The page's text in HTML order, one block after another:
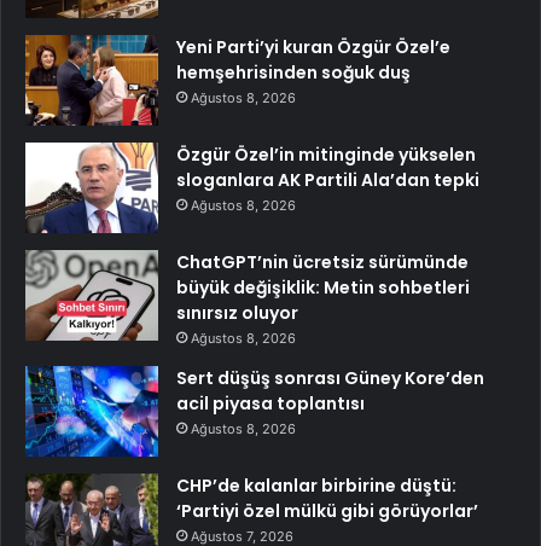
Yeni Parti’yi kuran Özgür Özel’e
hemşehrisinden soğuk duş
Ağustos 8, 2026
Özgür Özel’in mitinginde yükselen
sloganlara AK Partili Ala’dan tepki
Ağustos 8, 2026
ChatGPT’nin ücretsiz sürümünde
büyük değişiklik: Metin sohbetleri
sınırsız oluyor
Ağustos 8, 2026
Sert düşüş sonrası Güney Kore’den
acil piyasa toplantısı
Ağustos 8, 2026
CHP’de kalanlar birbirine düştü:
‘Partiyi özel mülkü gibi görüyorlar’
Ağustos 7, 2026